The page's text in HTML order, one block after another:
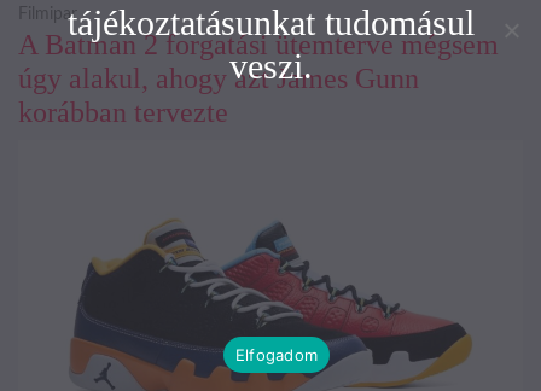
A Batman 2 forgatási ütemterve mégsem
úgy alakul, ahogy azt James Gunn
korábban tervezte
Filmipartájékoztatásunkat tudomásul
veszi.
Elfogadom